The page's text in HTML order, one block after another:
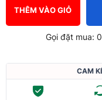
THÊM VÀO GIỎ
Gọi đặt mua:
CAM